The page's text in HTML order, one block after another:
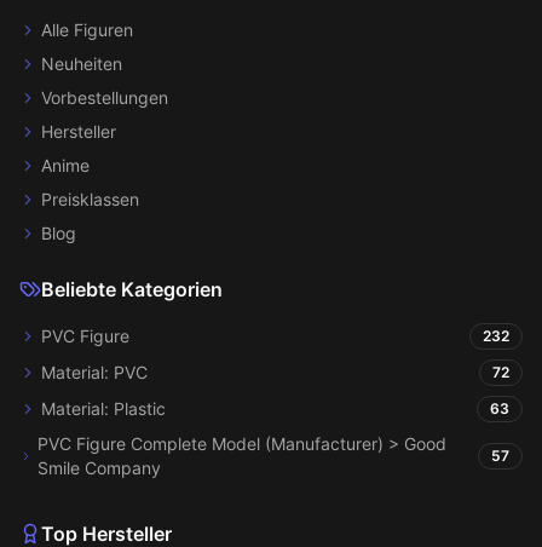
Alle Figuren
Neuheiten
Vorbestellungen
Hersteller
Anime
Preisklassen
Blog
Beliebte Kategorien
PVC Figure 232
Material: PVC 72
Material: Plastic 63
PVC Figure Complete Model (Manufacturer) > Good
Smile Company
57
Top Hersteller